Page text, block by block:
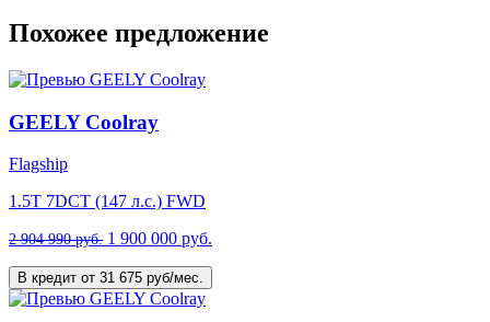
Похожее предложение
GEELY Coolray
Flagship
1.5T 7DCT (147 л.с.) FWD
2 904 990 руб. 1 900 000 руб.
В кредит от 31 675 руб/мес.